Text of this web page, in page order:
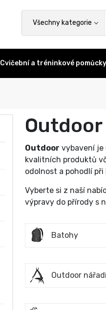
Všechny kategorie
Cvičební a tréninkové pomůcky
Outdoor vybavení je
kvalitních produktů
odolnost a pohodlí
Vyberte si z naší
výpravy do přírody s
Batohy
Outdoor